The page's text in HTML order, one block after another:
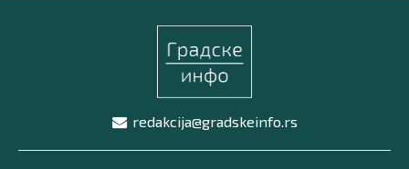
redakcija@gradskeinfo.rs